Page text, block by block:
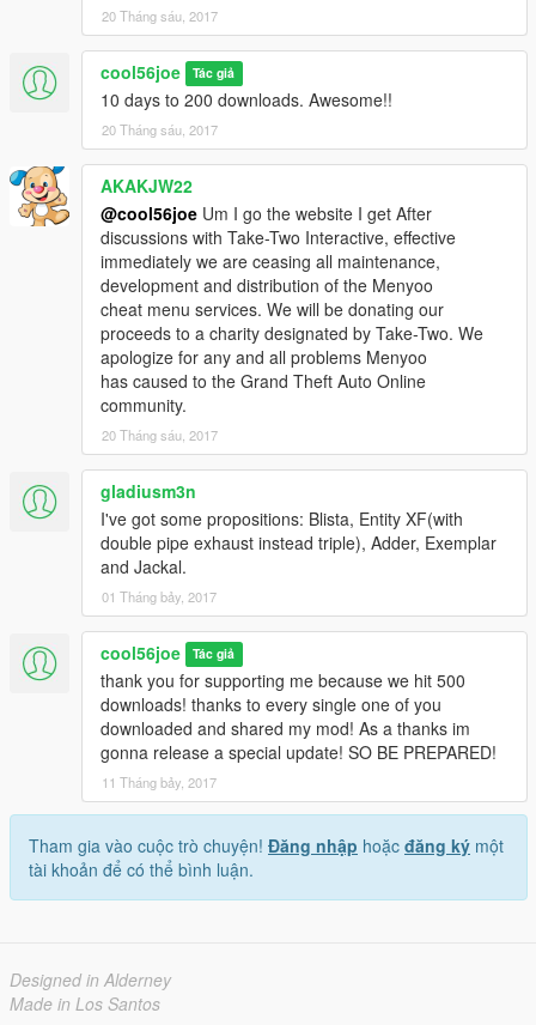
20 Tháng sáu, 2017
cool56joe Tác giả
10 days to 200 downloads. Awesome!!
20 Tháng sáu, 2017
AKAKJW22
@cool56joe Um I go the website I get After
discussions with Take-Two Interactive, effective
immediately we are ceasing all maintenance,
development and distribution of the Menyoo
cheat menu services. We will be donating our
proceeds to a charity designated by Take-Two. We
apologize for any and all problems Menyoo
has caused to the Grand Theft Auto Online
community.
20 Tháng sáu, 2017
gladiusm3n
I've got some propositions: Blista, Entity XF(with
double pipe exhaust instead triple), Adder, Exemplar
and Jackal.
01 Tháng bảy, 2017
cool56joe Tác giả
thank you for supporting me because we hit 500
downloads! thanks to every single one of you
downloaded and shared my mod! As a thanks im
gonna release a special update! SO BE PREPARED!
11 Tháng bảy, 2017
Tham gia vào cuộc trò chuyện! Đăng nhập hoặc đăng ký một
tài khoản để có thể bình luận.
Designed in Alderney
Made in Los Santos